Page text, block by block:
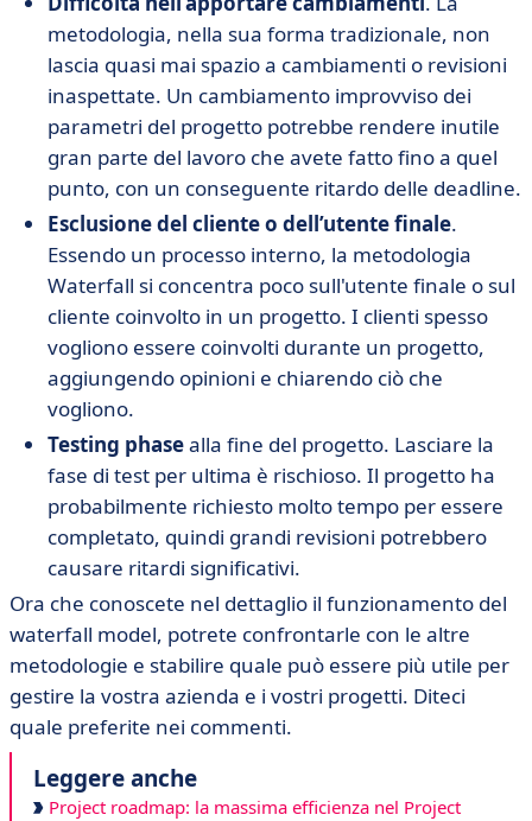
metodologia, nella sua forma tradizionale, non
lascia quasi mai spazio a cambiamenti o revisioni
inaspettate. Un cambiamento improvviso dei
parametri del progetto potrebbe rendere inutile
gran parte del lavoro che avete fatto fino a quel
punto, con un conseguente ritardo delle deadline.
Esclusione del cliente o dell’utente finale.
Essendo un processo interno, la metodologia
Waterfall si concentra poco sull'utente finale o sul
cliente coinvolto in un progetto. I clienti spesso
vogliono essere coinvolti durante un progetto,
aggiungendo opinioni e chiarendo ciò che
vogliono.
Testing phasealla fine del progetto. Lasciare la
fase di test per ultima è rischioso. Il progetto ha
probabilmente richiesto molto tempo per essere
completato, quindi grandi revisioni potrebbero
causare ritardi significativi.
Ora che conoscete nel dettaglio il funzionamento del
waterfall model, potrete confrontarle con le altre
metodologie e stabilire quale può essere più utile per
gestire la vostra azienda e i vostri progetti. Diteci
quale preferite nei commenti.
Leggere anche
Project roadmap: la massima efficienza nel Project